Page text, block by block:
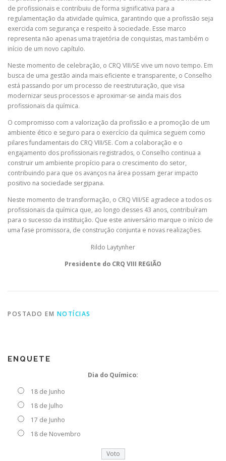
PESQUISA DE SATISFAÇÃO CONTATO
de profissionais e contribuiu de forma significativa para a
regulamentação da atividade química, garantindo que a profissão seja
exercida com segurança e respeito à sociedade. Esse marco
representa não apenas uma trajetória de conquistas, mas também o
início de um novo capítulo.
Neste momento de celebração, o CRQ VIII/SE vive um novo tempo. Em
busca de uma gestão ainda mais eficiente e transparente, o Conselho
está passando por um processo de reestruturação, que visa
modernizar seus processos e aproximar-se ainda mais dos
profissionais da química.
O compromisso com a valorização da profissão e a promoção de um
ambiente ético e seguro para o exercício da química seguem como
pilares fundamentais do CRQ VIII/SE. Com a colaboração e o
engajamento dos profissionais registrados, o Conselho continua a
construir um ambiente propício para o crescimento do setor,
contribuindo para que os avanços na área possam gerar impacto
positivo na sociedade sergipana.
Neste momento de transformação, o CRQ VIII/SE agradece a todos os
profissionais da química que, ao longo desses 43 anos, contribuíram
para o sucesso da instituição. Que este aniversário marque o início de
uma fase promissora, de construção conjunta e novas realizações.
Rildo Laytynher
Presidente do CRQ VIII REGIÃO
POSTADO EM NOTÍCIAS
ENQUETE
Dia do Químico:
18 de Junho
18 de Julho
17 de Junho
18 de Novembro